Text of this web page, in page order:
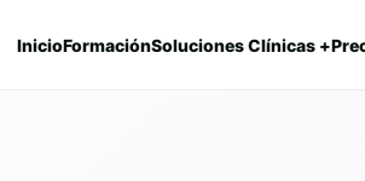
InicioFormaciónSoluciones Clínicas +